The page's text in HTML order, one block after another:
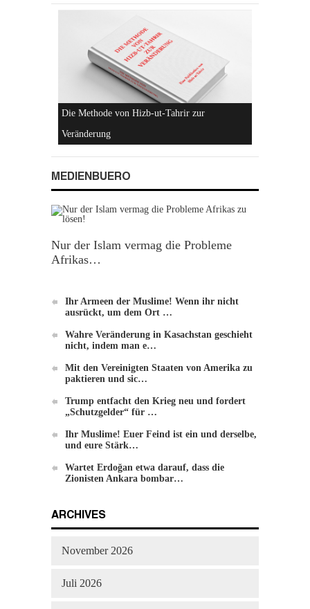
Hizb-ut-Tahrir
Die Methode von Hizb-ut-Tahrir zur
Veränderung
MEDIENBUERO
Nur der Islam vermag die Probleme
Afrikas…
Ihr Armeen der Muslime! Wenn ihr nicht
ausrückt, um dem Ort …
Wahre Veränderung in Kasachstan geschieht
nicht, indem man e…
Mit den Vereinigten Staaten von Amerika zu
paktieren und sic…
Trump entfacht den Krieg neu und fordert
„Schutzgelder“ für …
Ihr Muslime! Euer Feind ist ein und derselbe,
und eure Stärk…
Wartet Erdoğan etwa darauf, dass die
Zionisten Ankara bombar…
ARCHIVES
November 2026
Juli 2026